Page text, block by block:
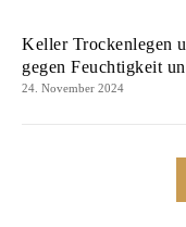
Keller Trockenlegen
gegen Feuchtigkeit
24. November 2024